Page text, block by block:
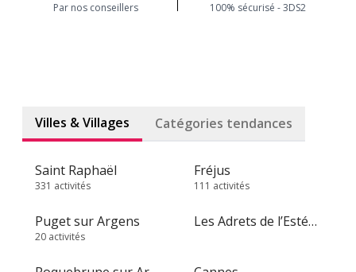
Par nos conseillers 100% sécurisé - 3DS2
Villes & Villages Catégories tendances
Saint Raphaël
331 activités
Fréjus
111 activités
Puget sur Argens
20 activités
Les Adrets de l’Estérel